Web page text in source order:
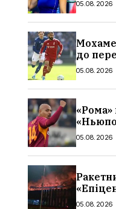
05.08.2026
до
05.08.2026
«Рома»
05.08.2026
склади
05.08.2026